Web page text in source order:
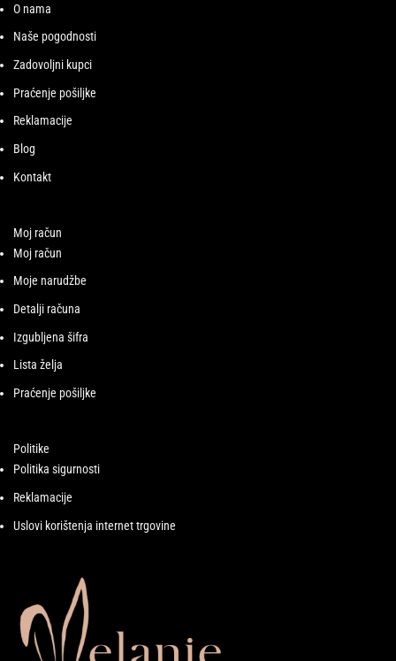
O nama
Naše pogodnosti
Zadovoljni kupci
Praćenje pošiljke
Reklamacije
Blog
Kontakt
Moj račun
Moj račun
Moje narudžbe
Detalji računa
Izgubljena šifra
Lista želja
Praćenje pošiljke
Politike
Politika sigurnosti
Reklamacije
Uslovi korištenja internet trgovine